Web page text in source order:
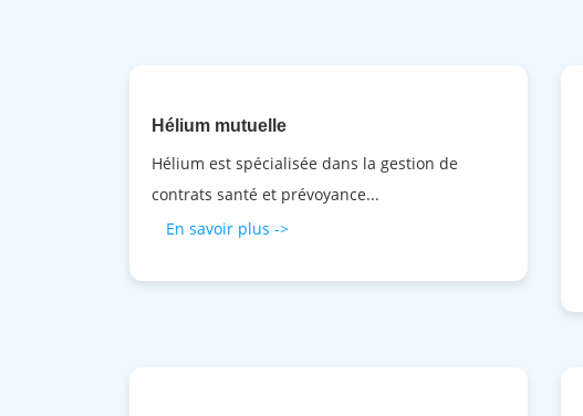
Hélium mutuelle
Hélium est spécialisée dans la gestion de
contrats santé et prévoyance...
En savoir plus ->